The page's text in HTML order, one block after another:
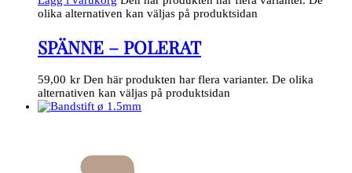
olika alternativen kan väljas på produktsidan
SPÄNNE – POLERAT
59,00 kr Den här produkten har flera varianter. De olika
alternativen kan väljas på produktsidan